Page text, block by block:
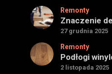
Remonty
27 grudnia 2025
Remonty
2 listopada 2025